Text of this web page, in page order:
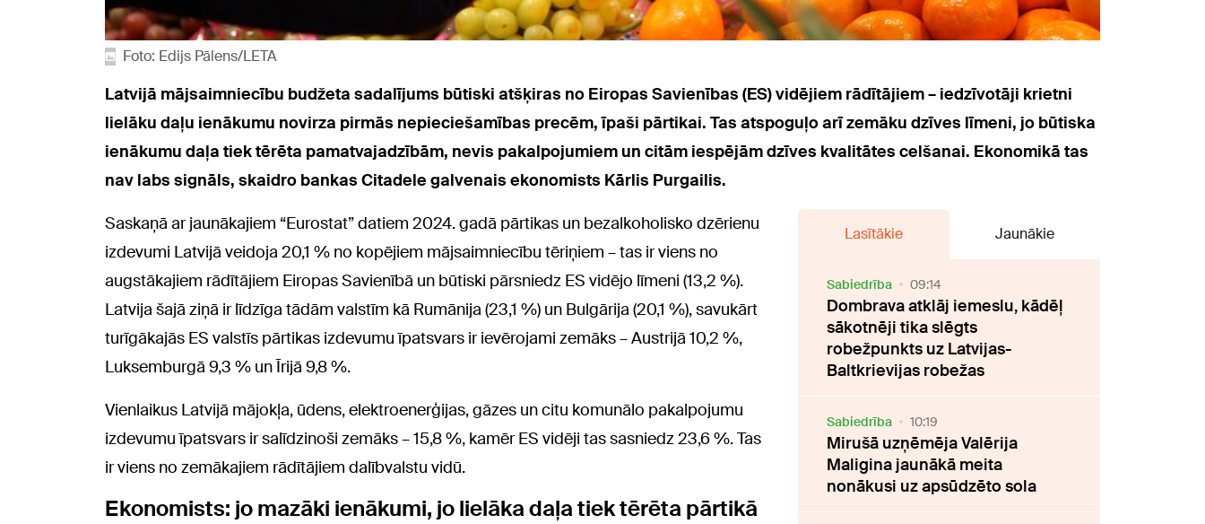
Foto: Edijs Pālens/LETA
Latvijā mājsaimniecību budžeta sadalījums būtiski atšķiras no Eiropas Savienības (ES) vidējiem rādītājiem – iedzīvotāji krietni
lielāku daļu ienākumu novirza pirmās nepieciešamības precēm, īpaši pārtikai. Tas atspoguļo arī zemāku dzīves līmeni, jo būtiska
ienākumu daļa tiek tērēta pamatvajadzībām, nevis pakalpojumiem un citām iespējām dzīves kvalitātes celšanai. Ekonomikā tas
nav labs signāls, skaidro bankas Citadele galvenais ekonomists Kārlis Purgailis.
Saskaņā ar jaunākajiem “Eurostat” datiem 2024. gadā pārtikas un bezalkoholisko dzērienu
izdevumi Latvijā veidoja 20,1 % no kopējiem mājsaimniecību tēriņiem – tas ir viens no
augstākajiem rādītājiem Eiropas Savienībā un būtiski pārsniedz ES vidējo līmeni (13,2 %).
Latvija šajā ziņā ir līdzīga tādām valstīm kā Rumānija (23,1 %) un Bulgārija (20,1 %), savukārt
turīgākajās ES valstīs pārtikas izdevumu īpatsvars ir ievērojami zemāks – Austrijā 10,2 %,
Luksemburgā 9,3 % un Īrijā 9,8 %.
Vienlaikus Latvijā mājokļa, ūdens, elektroenerģijas, gāzes un citu komunālo pakalpojumu
izdevumu īpatsvars ir salīdzinoši zemāks – 15,8 %, kamēr ES vidēji tas sasniedz 23,6 %. Tas
ir viens no zemākajiem rādītājiem dalībvalstu vidū.
Ekonomists: jo mazāki ienākumi, jo lielāka daļa tiek tērēta pārtikā
Lasītākie Jaunākie
Sabiedrība 09:14
Dombrava atklāj iemeslu, kādēļ
sākotnēji tika slēgts
robežpunkts uz Latvijas-
Baltkrievijas robežas
Sabiedrība 10:19
Mirušā uzņēmēja Valērija
Maligina jaunākā meita
nonākusi uz apsūdzēto sola